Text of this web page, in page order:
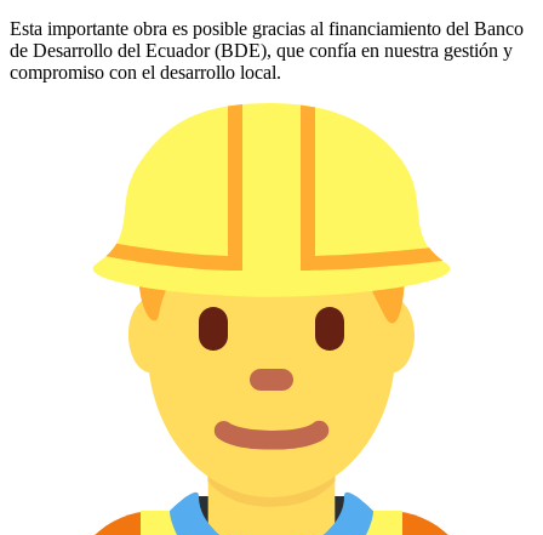
Esta importante obra es posible gracias al financiamiento del Banco
de Desarrollo del Ecuador (BDE), que confía en nuestra gestión y
compromiso con el desarrollo local.